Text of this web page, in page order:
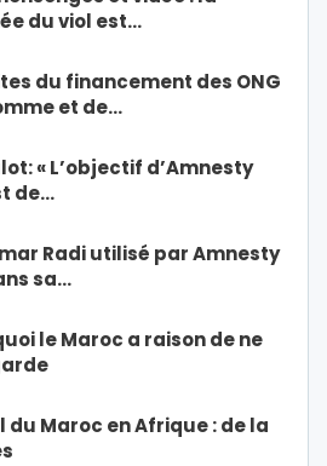
du viol est…
du financement des ONG
et de…
« L’objectif d’Amnesty
de…
Radi utilisé par Amnesty
sa…
le Maroc a raison de ne
Maroc en Afrique : de la